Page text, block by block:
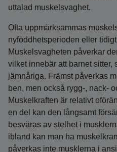
uttalad muskelsvaghet.
Ofta uppmärksammas
nyföddhetsperioden eller
Muskelsvagheten påverkar
vilket innebär att barnet sitter,
jämnåriga. Främst påverkas
ben, men också rygg-, nack-
Muskelkraften är relativt
en del kan den långsamt
besväras av stelhet i
ibland kan man ha
påverkas inte musklerna i